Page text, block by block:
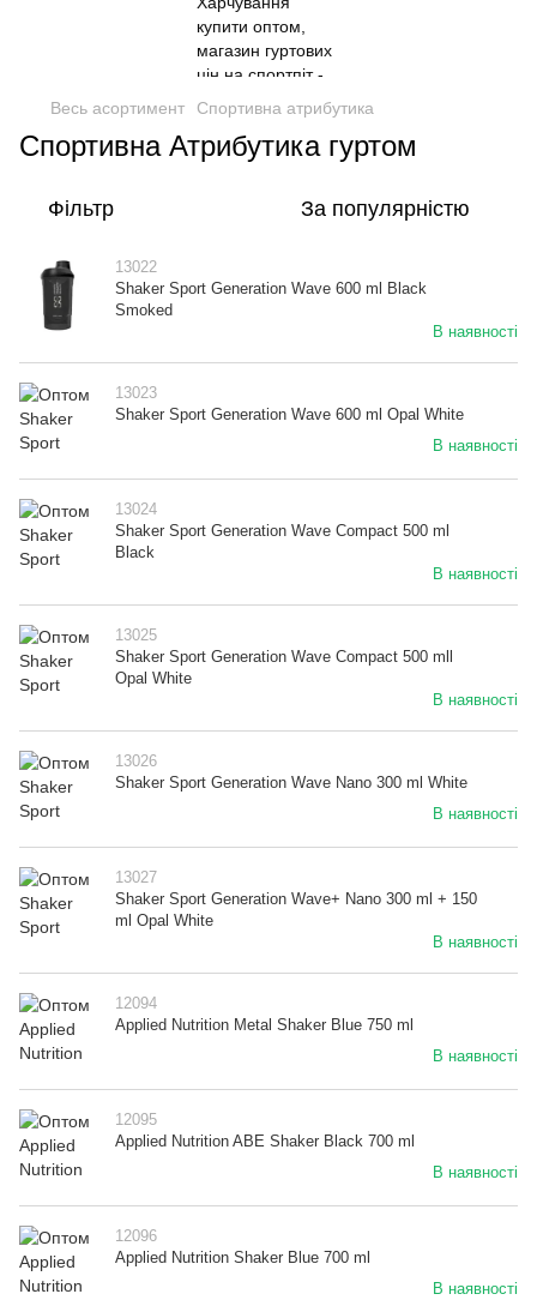
Весь асортимент Спортивна атрибутика
Спортивна Атрибутика гуртом
Фільтр За популярністю
13022
Shaker Sport Generation Wave 600 ml Black
Smoked
В наявності
13023
Shaker Sport Generation Wave 600 ml Opal White
В наявності
13024
Shaker Sport Generation Wave Compact 500 ml
Black
В наявності
13025
Shaker Sport Generation Wave Compact 500 mll
Opal White
В наявності
13026
Shaker Sport Generation Wave Nano 300 ml White
В наявності
13027
Shaker Sport Generation Wave+ Nano 300 ml + 150
ml Opal White
В наявності
12094
Applied Nutrition Metal Shaker Blue 750 ml
В наявності
12095
Applied Nutrition ABE Shaker Black 700 ml
В наявності
12096
Applied Nutrition Shaker Blue 700 ml
В наявності